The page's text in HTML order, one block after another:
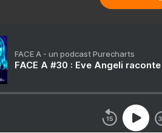
FACE A - un podcast Purecharts
FACE A #30 : Eve Angeli